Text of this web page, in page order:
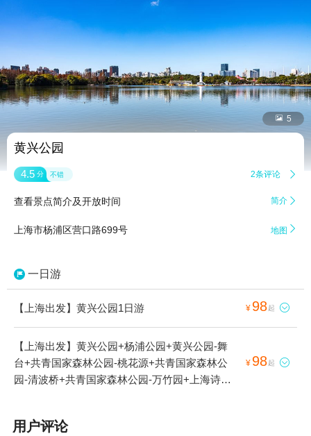
 5
黄兴公园
4.5 分 不错 2条评论 
查看景点简介及开放时间 简介 
上海市杨浦区营口路699号 地图 
一日游
【上海出发】黄兴公园1日游 ¥ 98起 
【上海出发】黄兴公园+杨浦公园+黄兴公园-舞
台+共青国家森林公园-桃花源+共青国家森林公
园-清波桥+共青国家森林公园-万竹园+上海诗宴
¥ 98起 
用户评论
